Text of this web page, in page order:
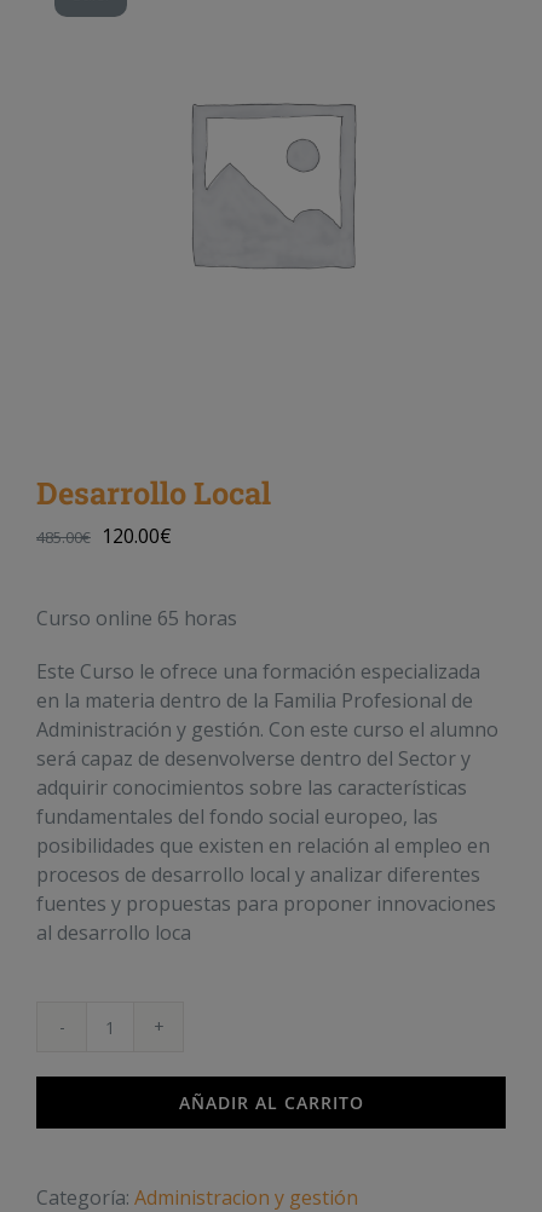
Desarrollo Local
485.00€ 120.00€
Curso online 65 horas
Este Curso le ofrece una formación especializada
en la materia dentro de la Familia Profesional de
Administración y gestión. Con este curso el alumno
será capaz de desenvolverse dentro del Sector y
adquirir conocimientos sobre las características
fundamentales del fondo social europeo, las
posibilidades que existen en relación al empleo en
procesos de desarrollo local y analizar diferentes
fuentes y propuestas para proponer innovaciones
al desarrollo loca
Desarrollo
cantidadAÑADIR AL CARRITO
Categoría: Administracion y gestión